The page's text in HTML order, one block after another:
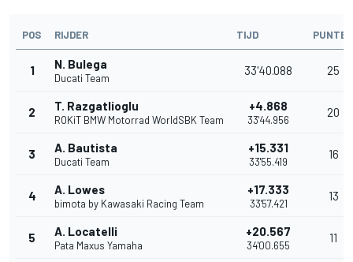
POS RIJDER TIJD PUNTEN
1 N. Bulega
Ducati Team
33'40.088 25
2 T. Razgatlioglu
ROKiT BMW Motorrad WorldSBK Team
+4.868
33'44.956
20
3 A. Bautista
Ducati Team
+15.331
33'55.419
16
4 A. Lowes
bimota by Kawasaki Racing Team
+17.333
33'57.421
13
5 A. Locatelli
Pata Maxus Yamaha
+20.567
34'00.655
11